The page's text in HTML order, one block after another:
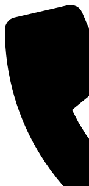
sisältöön